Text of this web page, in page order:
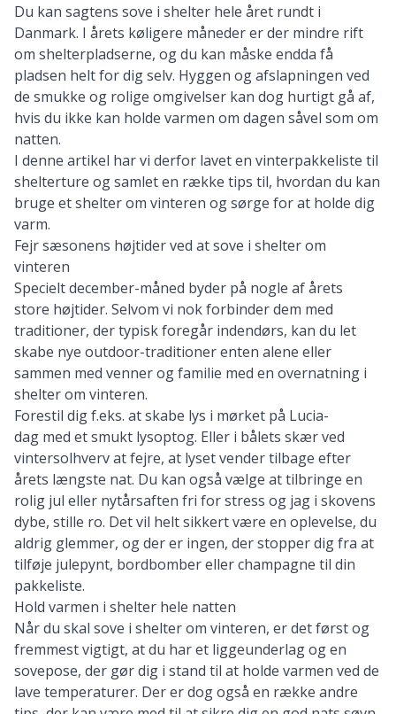
Du kan sagtens sove i shelter hele året rundt i
Danmark. I årets køligere måneder er der mindre rift
om shelterpladserne, og du kan måske endda få
pladsen helt for dig selv. Hyggen og afslapningen ved
de smukke og rolige omgivelser kan dog hurtigt gå af,
hvis du ikke kan holde varmen om dagen såvel som om
natten.
I denne artikel har vi derfor lavet en vinterpakkeliste til
shelterture og samlet en række tips til, hvordan du kan
bruge et shelter om vinteren og sørge for at holde dig
varm.
Fejr sæsonens højtider ved at sove i shelter om
vinteren
Specielt december-måned byder på nogle af årets
store højtider. Selvom vi nok forbinder dem med
traditioner, der typisk foregår indendørs, kan du let
skabe nye outdoor-traditioner enten alene eller
sammen med venner og familie med en overnatning i
shelter om vinteren.
Forestil dig f.eks. at skabe lys i mørket på Lucia-
dag med et smukt lysoptog. Eller i bålets skær ved
vintersolhverv at fejre, at lyset vender tilbage efter
årets længste nat. Du kan også vælge at tilbringe en
rolig jul eller nytårsaften fri for stress og jag i skovens
dybe, stille ro. Det vil helt sikkert være en oplevelse, du
aldrig glemmer, og der er ingen, der stopper dig fra at
tilføje julepynt, bordbomber eller champagne til din
pakkeliste.
Hold varmen i shelter hele natten
Når du skal sove i shelter om vinteren, er det først og
fremmest vigtigt, at du har et liggeunderlag og en
sovepose, der gør dig i stand til at holde varmen ved de
lave temperaturer. Der er dog også en række andre